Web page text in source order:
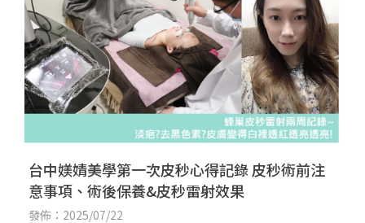
台中媄婧美學第一次皮秒心得記錄 皮秒術前注
意事項、術後保養&皮秒雷射效果
發佈：2025/07/22